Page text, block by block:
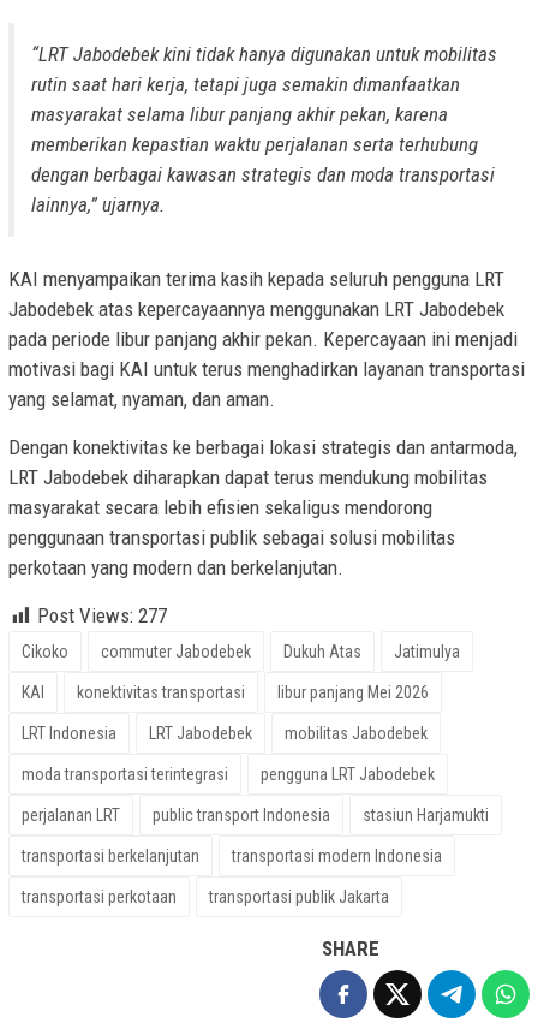
“LRT Jabodebek kini tidak hanya digunakan untuk mobilitas
rutin saat hari kerja, tetapi juga semakin dimanfaatkan
masyarakat selama libur panjang akhir pekan, karena
memberikan kepastian waktu perjalanan serta terhubung
dengan berbagai kawasan strategis dan moda transportasi
lainnya,” ujarnya.
KAI menyampaikan terima kasih kepada seluruh pengguna LRT
Jabodebek atas kepercayaannya menggunakan LRT Jabodebek
pada periode libur panjang akhir pekan. Kepercayaan ini menjadi
motivasi bagi KAI untuk terus menghadirkan layanan transportasi
yang selamat, nyaman, dan aman.
Dengan konektivitas ke berbagai lokasi strategis dan antarmoda,
LRT Jabodebek diharapkan dapat terus mendukung mobilitas
masyarakat secara lebih efisien sekaligus mendorong
penggunaan transportasi publik sebagai solusi mobilitas
perkotaan yang modern dan berkelanjutan.
Post Views: 277
Cikoko commuter Jabodebek Dukuh Atas Jatimulya
KAI konektivitas transportasi libur panjang Mei 2026
LRT Indonesia LRT Jabodebek mobilitas Jabodebek
moda transportasi terintegrasi pengguna LRT Jabodebek
perjalanan LRT public transport Indonesia stasiun Harjamukti
transportasi berkelanjutan transportasi modern Indonesia
transportasi perkotaan transportasi publik Jakarta
SHARE